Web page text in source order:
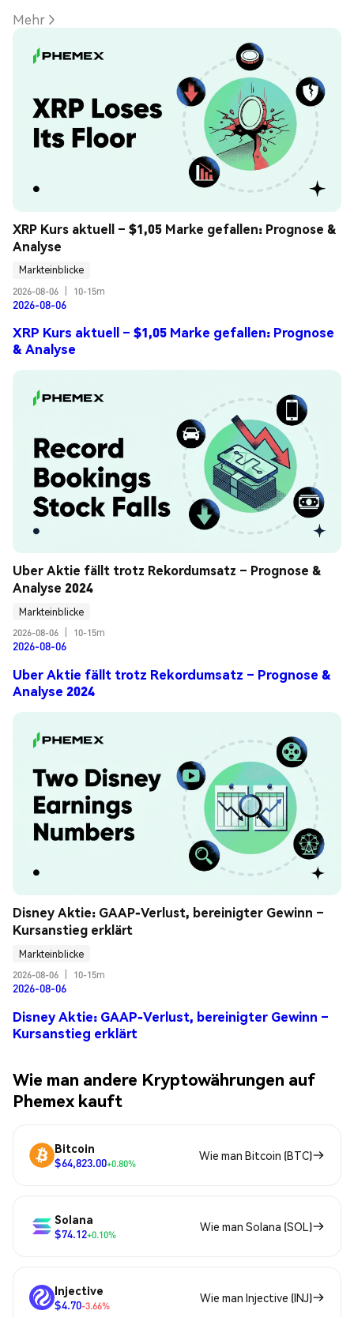
Mehr
XRP Kurs aktuell – $1,05 Marke gefallen: Prognose &
Analyse
Markteinblicke
2026-08-06
10-15m
2026-08-06
XRP Kurs aktuell – $1,05 Marke gefallen: Prognose
& Analyse
Uber Aktie fällt trotz Rekordumsatz – Prognose &
Analyse 2024
Markteinblicke
2026-08-06
10-15m
2026-08-06
Uber Aktie fällt trotz Rekordumsatz – Prognose &
Analyse 2024
Disney Aktie: GAAP-Verlust, bereinigter Gewinn –
Kursanstieg erklärt
Markteinblicke
2026-08-06
10-15m
2026-08-06
Disney Aktie: GAAP-Verlust, bereinigter Gewinn –
Kursanstieg erklärt
Wie man andere Kryptowährungen auf
Phemex kauft
Bitcoin
$64,823.00+0.80%
Wie man Bitcoin (BTC)
Solana
$74.12+0.10%
Wie man Solana (SOL)
Injective
$4.70-3.66%
Wie man Injective (INJ)